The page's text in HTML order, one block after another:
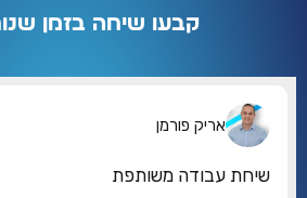
קבעו שיחה בזמן